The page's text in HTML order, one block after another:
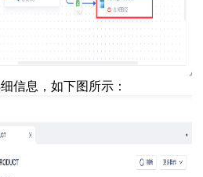
信息，如下图所示：